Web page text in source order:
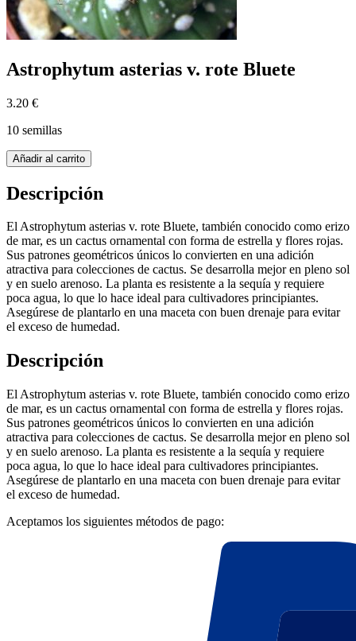
Astrophytum asterias v. rote Bluete
3.20 €
10 semillas
Añadir al carrito
Descripción
El Astrophytum asterias v. rote Bluete, también conocido como erizo
de mar, es un cactus ornamental con forma de estrella y flores rojas.
Sus patrones geométricos únicos lo convierten en una adición
atractiva para colecciones de cactus. Se desarrolla mejor en pleno sol
y en suelo arenoso. La planta es resistente a la sequía y requiere
poca agua, lo que lo hace ideal para cultivadores principiantes.
Asegúrese de plantarlo en una maceta con buen drenaje para evitar
el exceso de humedad.
Descripción
El Astrophytum asterias v. rote Bluete, también conocido como erizo
de mar, es un cactus ornamental con forma de estrella y flores rojas.
Sus patrones geométricos únicos lo convierten en una adición
atractiva para colecciones de cactus. Se desarrolla mejor en pleno sol
y en suelo arenoso. La planta es resistente a la sequía y requiere
poca agua, lo que lo hace ideal para cultivadores principiantes.
Asegúrese de plantarlo en una maceta con buen drenaje para evitar
el exceso de humedad.
Aceptamos los siguientes métodos de pago: